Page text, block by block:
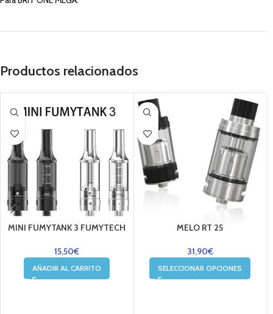
Productos relacionados
MINI FUMYTANK 3 FUMYTECH
15,50€
AÑADIR AL CARRITO
MELO RT 25
31,90€
SELECCIONAR OPCIONES